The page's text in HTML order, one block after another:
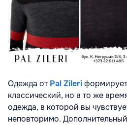
Одежда отPal Zileri
классический, но в то же
одежда, в которой вы
неповторимо.